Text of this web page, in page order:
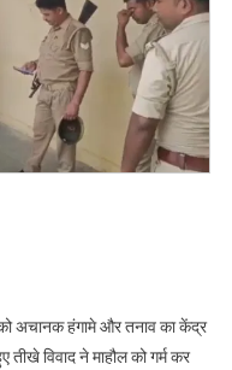
अधिकारी
के
बीच
विवाद,
तनावपूर्ण
हुआ
को अचानक हंगामे और तनाव का केंद्र
विवाद ने माहौल को गर्म कर